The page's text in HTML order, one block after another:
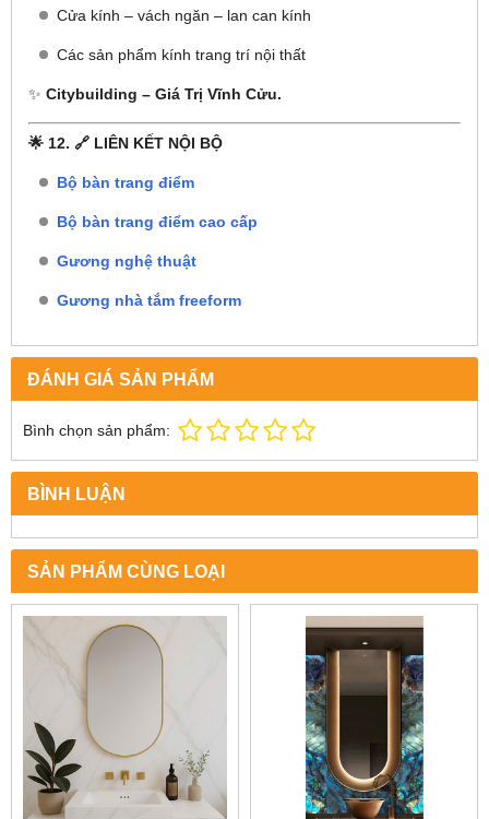
Cửa kính – vách ngăn – lan can kính
Các sản phẩm kính trang trí nội thất
✨ Citybuilding – Giá Trị Vĩnh Cửu.
🌟 12. 🔗 LIÊN KẾT NỘI BỘ
Bộ bàn trang điểm
Bộ bàn trang điểm cao cấp
Gương nghệ thuật
Gương nhà tắm freeform
ĐÁNH GIÁ SẢN PHẨM
Bình chọn sản phẩm:
BÌNH LUẬN
SẢN PHẨM CÙNG LOẠI